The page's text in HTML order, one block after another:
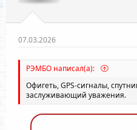
07.03.2026
РЭМБО написал(а):
Офигеть, GPS-сигналы,
заслуживающий уважения.